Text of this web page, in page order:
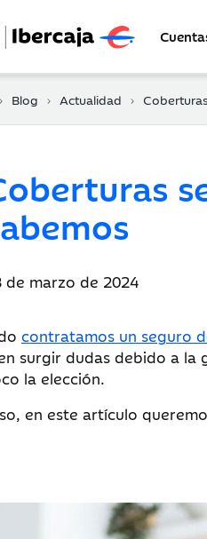
Blog Actualidad Coberturas seguro de
de marzo de 2024
contratamos un seguro
surgir dudas debido a la
la elección.
en este artículo